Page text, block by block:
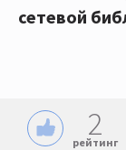
сетевой
2
рейтинг